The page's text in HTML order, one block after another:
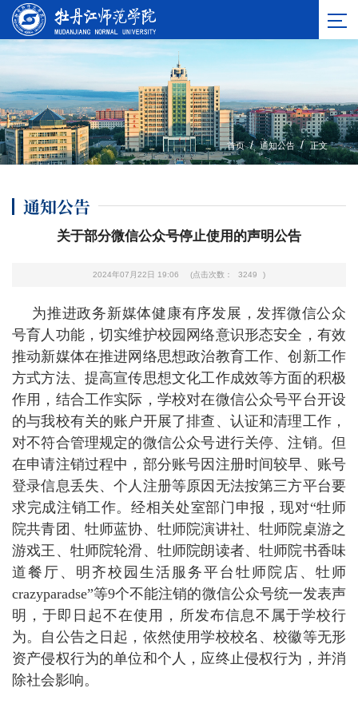
首页 / 通知公告 / 正文
通知公告
关于部分微信公众号停止使用的声明公告
2024年07月22日 19:06 (点击次数： 3249 )
为推进政务新媒体健康有序发展，发挥微信公众
号育人功能，切实维护校园网络意识形态安全，有效
推动新媒体在推进网络思想政治教育工作、创新工作
方式方法、提高宣传思想文化工作成效等方面的积极
作用，结合工作实际，学校对在微信公众号平台开设
的与我校有关的账户开展了排查、认证和清理工作，
对不符合管理规定的微信公众号进行关停、注销。但
在申请注销过程中，部分账号因注册时间较早、账号
登录信息丢失、个人注册等原因无法按第三方平台要
求完成注销工作。经相关处室部门申报，现对“牡师
院共青团、牡师蓝协、牡师院演讲社、牡师院桌游之
游戏王、牡师院轮滑、牡师院朗读者、牡师院书香味
道餐厅、明齐校园生活服务平台牡师院店、牡师
crazyparadse”等9个不能注销的微信公众号统一发表声
明，于即日起不在使用，所发布信息不属于学校行
为。自公告之日起，依然使用学校校名、校徽等无形
资产侵权行为的单位和个人，应终止侵权行为，并消
除社会影响。